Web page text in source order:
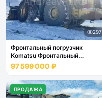
297
Фронтальный погрузчик
Komatsu Фронтальный
погрузчик Komatsu WA1200-6
97 599 000 ₽
ПРОДАЖА